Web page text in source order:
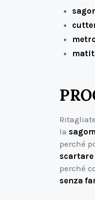
la
perché
perché
senza